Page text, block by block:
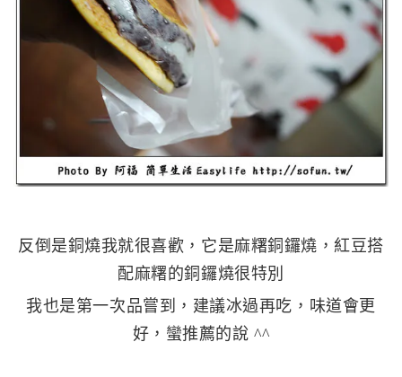
反倒是銅燒我就很喜歡，它是麻糬銅鑼燒，紅豆搭
配麻糬的銅鑼燒很特別
我也是第一次品嘗到，建議冰過再吃，味道會更
好，蠻推薦的說 ^^